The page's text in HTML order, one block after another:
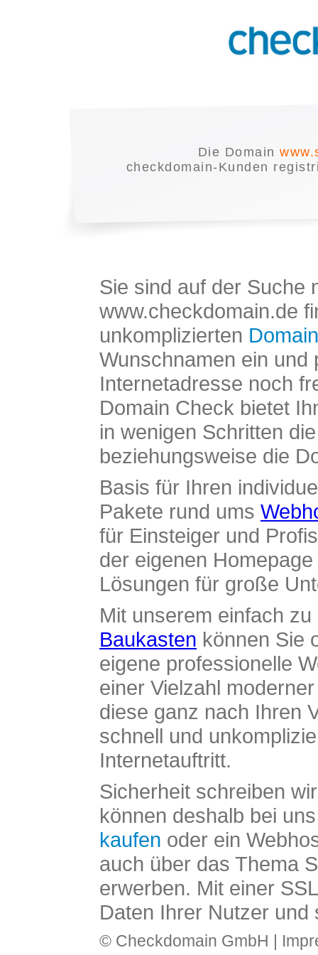
Die Domain
checkdomain-Kunden
Sie sind auf der Suche
www.checkdomain.de
unkomplizierten
Wunschnamen ein und
Internetadresse noch
Domain Check bietet
in wenigen Schritten
beziehungsweise die
Basis für Ihren
Pakete rund ums
für Einsteiger und
der eigenen
Lösungen für große
Mit unserem einfach
Baukasten können Sie
eigene professionelle
einer Vielzahl
diese ganz nach Ihren
schnell und
Internetauftritt.
Sicherheit schreiben
können deshalb bei
kaufen oder ein
auch über das Thema
erwerben. Mit einer
Daten Ihrer Nutzer und
© Checkdomain GmbH |